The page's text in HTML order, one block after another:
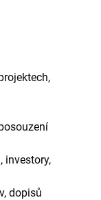
investory,
dopisů